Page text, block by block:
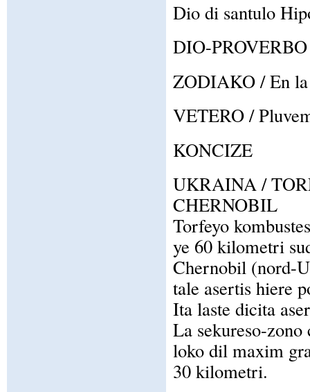
Dio di santulo
DIO-
ZODIAKO / En la
VETERO /
KONCIZE
UKRAINA /
CHERNOBIL
Torfeyo
ye 60 kilometri
Chernobil (nord-
tale asertis hiere
Ita laste dicita
La sekureso-
loko dil maxim
30 kilometri.